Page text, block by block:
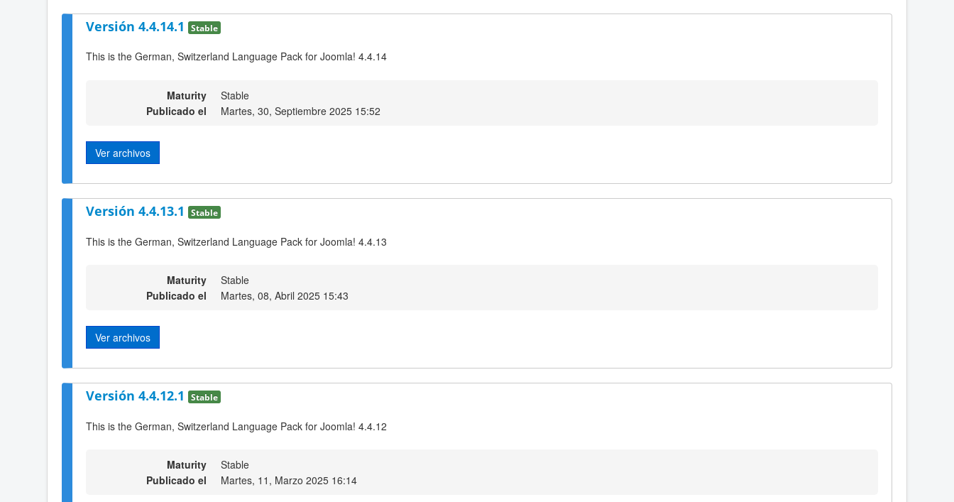
Versión 4.4.14.1 Stable
This is the German, Switzerland Language Pack for Joomla! 4.4.14
Maturity
Stable
Publicado el
Martes, 30, Septiembre 2025 15:52
Ver archivos
Versión 4.4.13.1 Stable
This is the German, Switzerland Language Pack for Joomla! 4.4.13
Maturity
Stable
Publicado el
Martes, 08, Abril 2025 15:43
Ver archivos
Versión 4.4.12.1 Stable
This is the German, Switzerland Language Pack for Joomla! 4.4.12
Maturity
Stable
Publicado el
Martes, 11, Marzo 2025 16:14